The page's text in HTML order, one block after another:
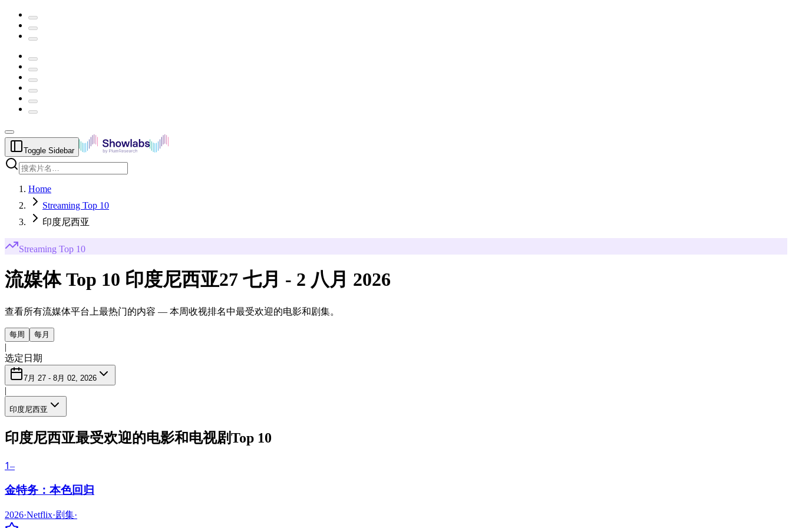
Toggle Sidebar
Home
Streaming Top 10
印度尼西亚
Streaming Top 10
流媒体 Top 10 印度尼西亚27 七月 - 2 八月 2026
查看所有流媒体平台上最热门的内容 — 本周收视排名中最受欢迎的电影和剧集。
每周 每月
|
选定日期
7月 27 - 8月 02, 2026
|
印度尼西亚
印度尼西亚最受欢迎的电影和电视剧Top 10
1–
金特务：本色回归
2026·Netflix·剧集·